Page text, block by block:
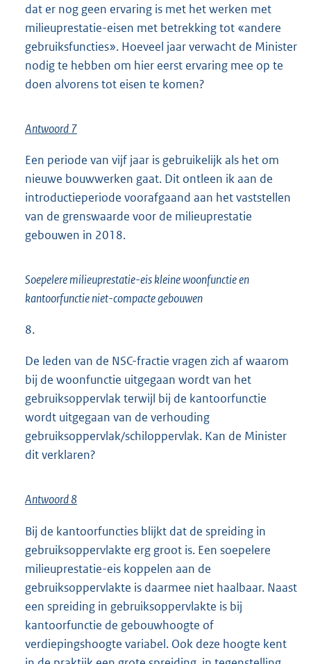
dat er nog geen ervaring is met het werken met
milieuprestatie-eisen met betrekking tot «andere
gebruiksfuncties». Hoeveel jaar verwacht de Minister
nodig te hebben om hier eerst ervaring mee op te
doen alvorens tot eisen te komen?
Antwoord 7
Een periode van vijf jaar is gebruikelijk als het om
nieuwe bouwwerken gaat. Dit ontleen ik aan de
introductieperiode voorafgaand aan het vaststellen
van de grenswaarde voor de milieuprestatie
gebouwen in 2018.
Soepelere milieuprestatie-eis kleine woonfunctie en
kantoorfunctie niet-compacte gebouwen
8.
De leden van de NSC-fractie vragen zich af waarom
bij de woonfunctie uitgegaan wordt van het
gebruiksoppervlak terwijl bij de kantoorfunctie
wordt uitgegaan van de verhouding
gebruiksoppervlak/schiloppervlak. Kan de Minister
dit verklaren?
Antwoord 8
Bij de kantoorfuncties blijkt dat de spreiding in
gebruiksoppervlakte erg groot is. Een soepelere
milieuprestatie-eis koppelen aan de
gebruiksoppervlakte is daarmee niet haalbaar. Naast
een spreiding in gebruiksoppervlakte is bij
kantoorfunctie de gebouwhoogte of
verdiepingshoogte variabel. Ook deze hoogte kent